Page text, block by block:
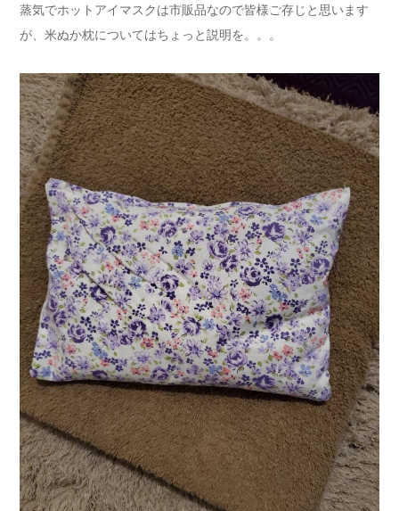
蒸気でホットアイマスクは市販品なので皆様ご存じと思います
が、米ぬか枕についてはちょっと説明を。。。